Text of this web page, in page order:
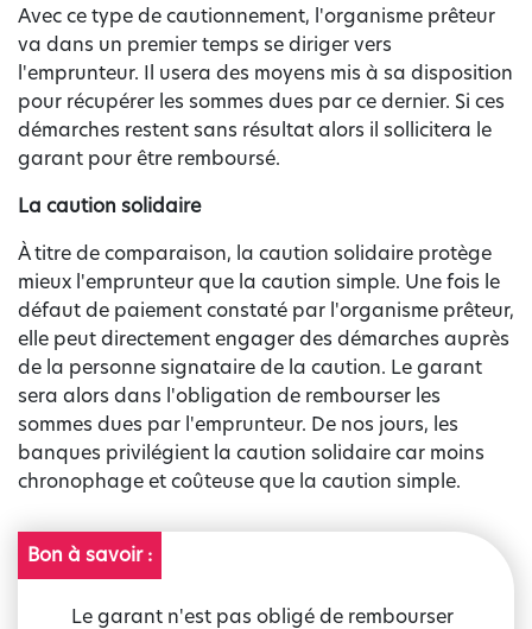
Avec ce type de cautionnement, l'organisme prêteur
va dans un premier temps se diriger vers
l'emprunteur. Il usera des moyens mis à sa disposition
pour récupérer les sommes dues par ce dernier. Si ces
démarches restent sans résultat alors il sollicitera le
garant pour être remboursé.
La caution solidaire
À titre de comparaison, la caution solidaire protège
mieux l'emprunteur que la caution simple. Une fois le
défaut de paiement constaté par l'organisme prêteur,
elle peut directement engager des démarches auprès
de la personne signataire de la caution. Le garant
sera alors dans l'obligation de rembourser les
sommes dues par l'emprunteur. De nos jours, les
banques privilégient la caution solidaire car moins
chronophage et coûteuse que la caution simple.
Bon à savoir :
Le garant n'est pas obligé de rembourser